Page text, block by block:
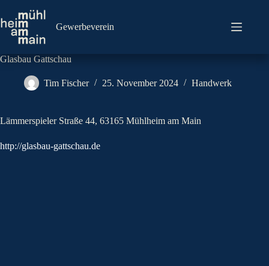
Inhalt
springen
Gewerbeverein
Glasbau Gattschau
Tim Fischer 25. November 2024 Handwerk
Lämmerspieler Straße 44, 63165 Mühlheim am Main
http://glasbau-gattschau.de